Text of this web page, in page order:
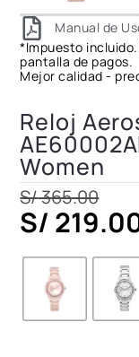
Manual de
*Impuesto
pantalla de pagos.
Mejor calidad -
Reloj
Women
S/365.00
S/